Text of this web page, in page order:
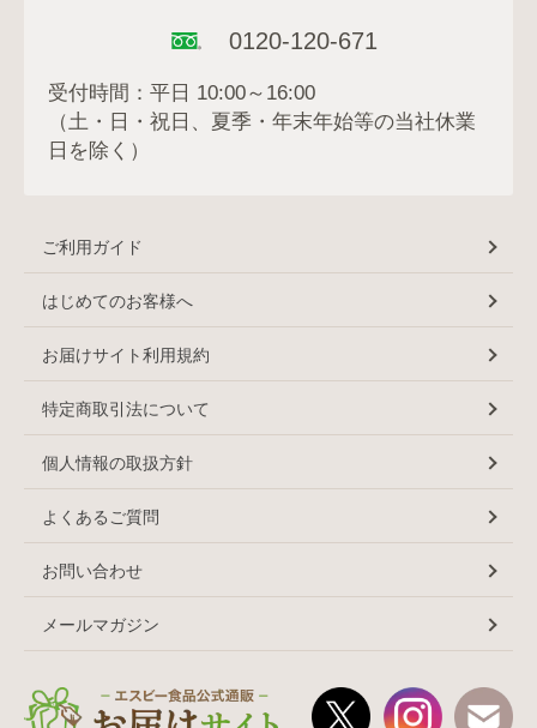
0120-120-671
受付時間：平日 10:00～16:00
（土・日・祝日、夏季・年末年始等の当社休業
日を除く）
ご利用ガイド
はじめてのお客様へ
お届けサイト利用規約
特定商取引法について
個人情報の取扱方針
よくあるご質問
お問い合わせ
メールマガジン